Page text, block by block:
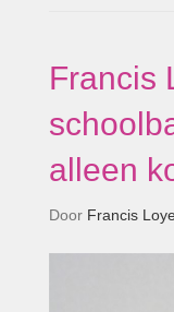
Francis
alleen
Door Francis